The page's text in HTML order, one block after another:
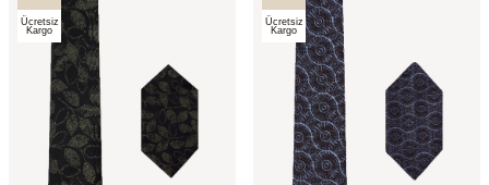
Ücretsiz
Kargo
Ücretsiz
Kargo